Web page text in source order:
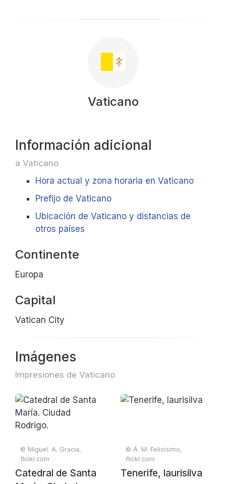
Vaticano
Información adicional
a Vaticano
Hora actual y zona horaria en Vaticano
Prefijo de Vaticano
Ubicación de Vaticano y distancias de
otros países
Continente
Europa
Capital
Vatican City
Imágenes
Impresiones de Vaticano
© Miguel. A. Gracia,
flickr.com
Catedral de Santa
© Á. M. Felicísimo,
flickr.com
Tenerife, laurisilva